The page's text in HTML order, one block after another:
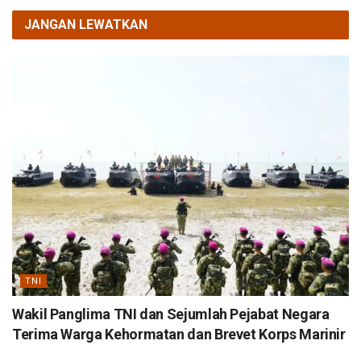
JANGAN LEWATKAN
TNI
Wakil Panglima TNI dan Sejumlah Pejabat Negara
Terima Warga Kehormatan dan Brevet Korps Marinir